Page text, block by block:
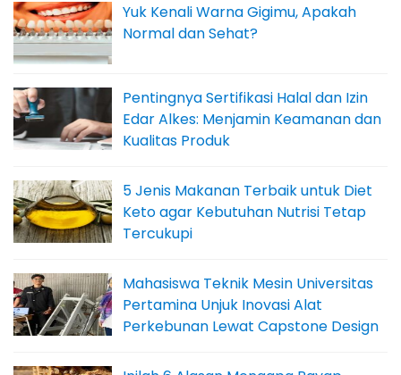
Yuk Kenali Warna Gigimu, Apakah
Normal dan Sehat?
Pentingnya Sertifikasi Halal dan Izin
Edar Alkes: Menjamin Keamanan dan
Kualitas Produk
5 Jenis Makanan Terbaik untuk Diet
Keto agar Kebutuhan Nutrisi Tetap
Tercukupi
Mahasiswa Teknik Mesin Universitas
Pertamina Unjuk Inovasi Alat
Perkebunan Lewat Capstone Design